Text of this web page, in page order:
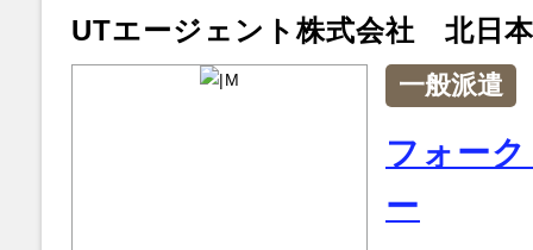
UTエージェント株式会社 北日本
一般派遣
フォー
ー